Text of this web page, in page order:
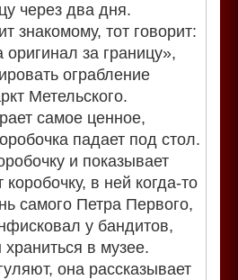
через два дня.
знакомому, тот говорит:
за границу»,
ограбление
Метельского.
самое ценное,
падает под стол.
и показывает
коробочку, в ней когда-то
самого Петра Первого,
у бандитов,
в музее.
она рассказывает